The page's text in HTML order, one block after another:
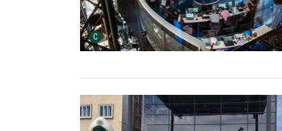
C Urheber der Grafik: